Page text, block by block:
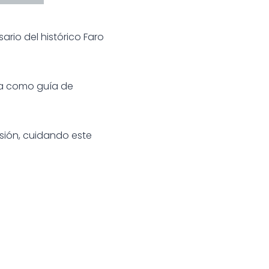
del histórico Faro
como guía de
cuidando este